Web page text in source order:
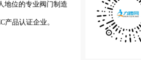
地位的专业阀门制造
产品认证企业。